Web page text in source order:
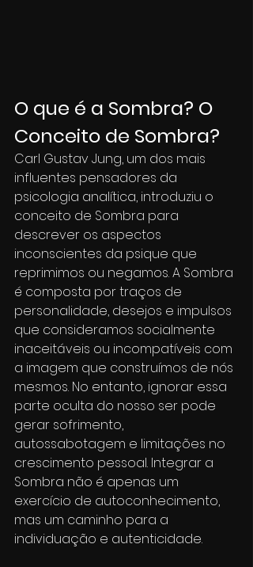
O que é a Sombra? O
Conceito de Sombra?
Carl Gustav Jung, um dos mais
influentes pensadores da
psicologia analítica, introduziu o
conceito de Sombra para
descrever os aspectos
inconscientes da psique que
reprimimos ou negamos. A Sombra
é composta por traços de
personalidade, desejos e impulsos
que consideramos socialmente
inaceitáveis ou incompatíveis com
a imagem que construímos de nós
mesmos. No entanto, ignorar essa
parte oculta do nosso ser pode
gerar sofrimento,
autossabotagem e limitações no
crescimento pessoal. Integrar a
Sombra não é apenas um
exercício de autoconhecimento,
mas um caminho para a
individuação e autenticidade.